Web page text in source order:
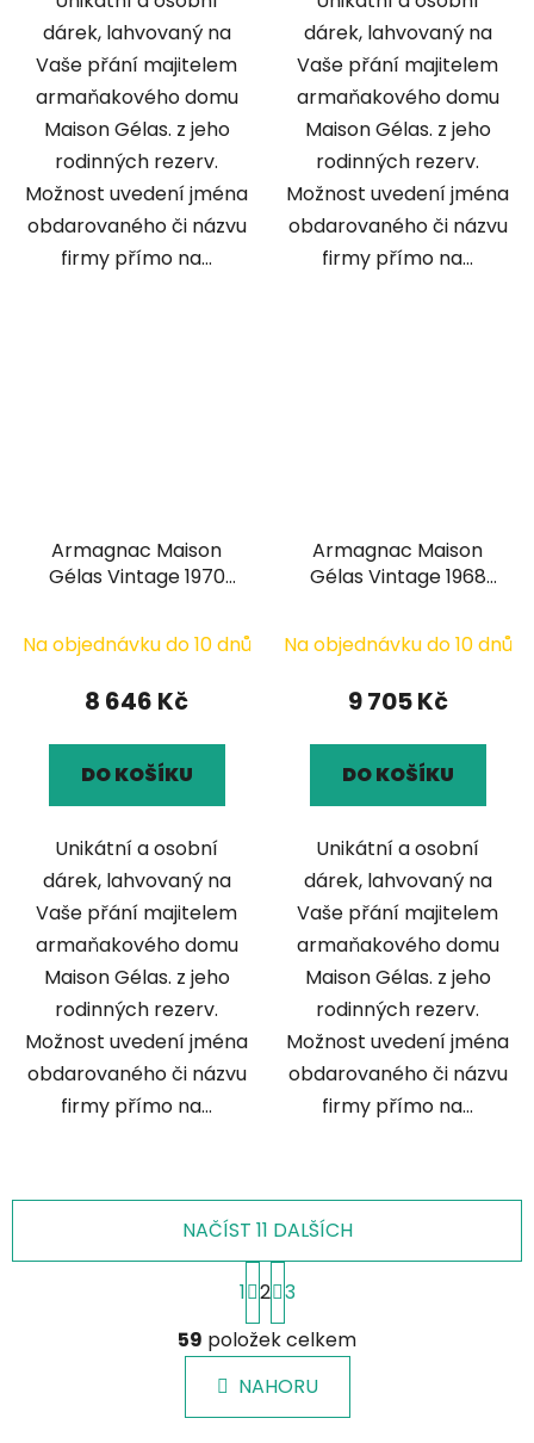
dárek, lahvovaný na
Vaše přání majitelem
armaňakového domu
Maison Gélas. z jeho
rodinných rezerv.
Možnost uvedení jména
obdarovaného či názvu
firmy přímo na...
dárek, lahvovaný na
Vaše přání majitelem
armaňakového domu
Maison Gélas. z jeho
rodinných rezerv.
Možnost uvedení jména
obdarovaného či názvu
firmy přímo na...
Armagnac Maison
Gélas Vintage 1970
Na objednávku do 10 dnů
8 646 Kč
DO KOŠÍKU
Unikátní a osobní
dárek, lahvovaný na
Vaše přání majitelem
armaňakového domu
Maison Gélas. z jeho
rodinných rezerv.
Možnost uvedení jména
obdarovaného či názvu
firmy přímo na...
Armagnac Maison
Gélas Vintage 1968
Na objednávku do 10 dnů
9 705 Kč
DO KOŠÍKU
Unikátní a osobní
dárek, lahvovaný na
Vaše přání majitelem
armaňakového domu
Maison Gélas. z jeho
rodinných rezerv.
Možnost uvedení jména
obdarovaného či názvu
firmy přímo na...
O
v
l
á
d
NAČÍST 11 DALŠÍCH
S
t
r
á
n
k
1 2 3
59 položek celkem
NAHORU